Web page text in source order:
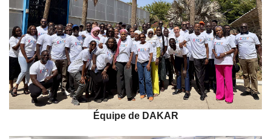
QUI SOMMES-NOUS ?
NOS SERVICES
Équipe de DAKAR